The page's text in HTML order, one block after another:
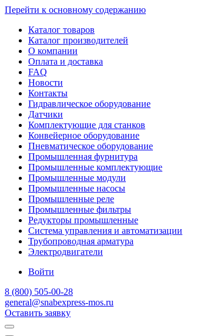
Перейти к основному содержанию
Каталог товаров
Каталог производителей
О компании
Оплата и доставка
FAQ
Новости
Контакты
Гидравлическое оборудование
Датчики
Комплектующие для станков
Конвейерное оборудование
Пневматическое оборудование
Промышленная фурнитура
Промышленные комплектующие
Промышленные модули
Промышленные насосы
Промышленные реле
Промышленные фильтры
Редукторы промышленные
Система управления и автоматизации
Трубопроводная арматура
Электродвигатели
Войти
8 (800) 505-00-28
general@snabexpress-mos.ru
Оставить заявку